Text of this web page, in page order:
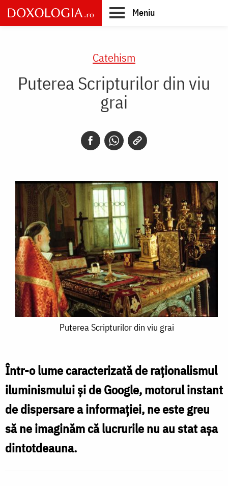
Skip
to
main
Meniu
Catehism
Puterea Scripturilor din viu
grai
viu
grai
Puterea Scripturilor din viu grai
Într-o lume caracterizată de raționalismul
iluminismului și de Google, motorul instant
de dispersare a informației, ne este greu
să ne imaginăm că lucrurile nu au stat așa
dintotdeauna.